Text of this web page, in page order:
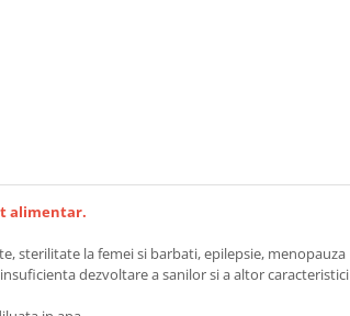
alimentar.
sterilitate la femei si barbati, epilepsie, menopauza
dezvoltare a sanilor si a altor caracteristici